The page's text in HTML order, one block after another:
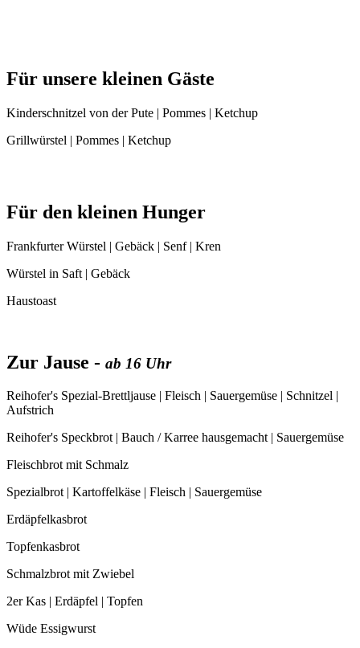
Für unsere kleinen Gäste
Kinderschnitzel von der Pute | Pommes | Ketchup
Grillwürstel | Pommes | Ketchup
Für den kleinen Hunger
Frankfurter Würstel | Gebäck | Senf | Kren
Würstel in Saft | Gebäck
Haustoast
Zur Jause - ab 16 Uhr
Reihofer's Spezial-Brettljause | Fleisch | Sauergemüse | Schnitzel |
Aufstrich
Reihofer's Speckbrot | Bauch / Karree hausgemacht | Sauergemüse
Fleischbrot mit Schmalz
Spezialbrot | Kartoffelkäse | Fleisch | Sauergemüse
Erdäpfelkasbrot
Topfenkasbrot
Schmalzbrot mit Zwiebel
2er Kas | Erdäpfel | Topfen
Wüde Essigwurst